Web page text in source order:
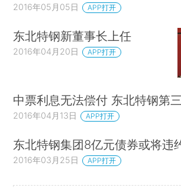
2016年05月05日 APP打开
东北特钢新董事长上任
2016年04月20日 APP打开
中票利息无法偿付 东北特钢第
2016年04月13日 APP打开
东北特钢集团8亿元债券或将违
2016年03月25日 APP打开